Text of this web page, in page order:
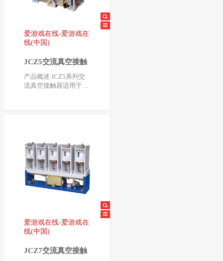
爱游戏在线-爱游戏在
线(中国)
JCZ5交流真空接触
器
产品概述 JCZ5系列交
流真空接触器适用于交
爱游戏在线-爱游戏在
线(中国)
JCZ7交流真空接触